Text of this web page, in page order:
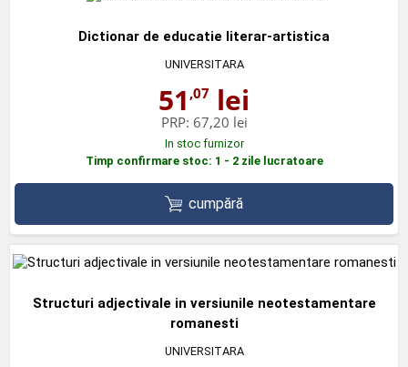
Dictionar de educatie literar-artistica
UNIVERSITARA
51 ,07 lei
PRP: 67,20 lei
In stoc furnizor
Timp confirmare stoc: 1 - 2 zile lucratoare
cumpără
Structuri adjectivale in versiunile neotestamentare
romanesti
UNIVERSITARA